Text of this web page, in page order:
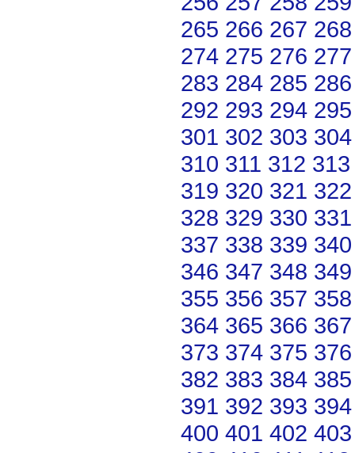
265 266 267 268
274 275 276 277
283 284 285 286
292 293 294 295
301 302 303 304
310 311 312 313
319 320 321 322
328 329 330 331
337 338 339 340
346 347 348 349
355 356 357 358
364 365 366 367
373 374 375 376
382 383 384 385
391 392 393 394
400 401 402 403